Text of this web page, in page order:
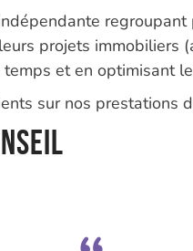
projets
et en optimisant
sur nos prestations